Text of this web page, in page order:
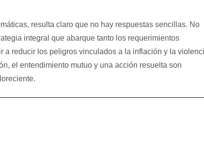
resulta claro que no hay respuestas sencillas. No
integral que abarque tanto los requerimientos
reducir los peligros vinculados a la inflación y la
el entendimiento mutuo y una acción resuelta son